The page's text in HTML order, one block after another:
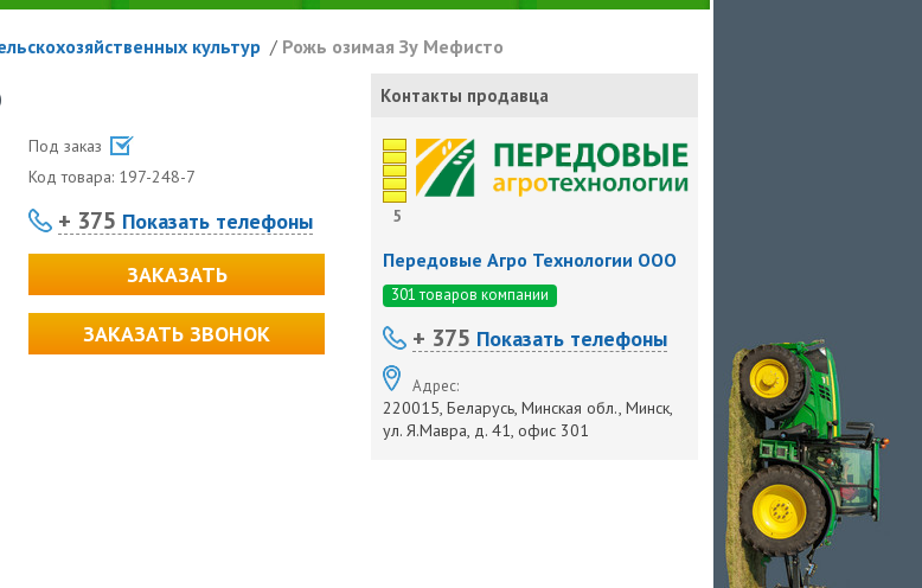
культур / Рожь озимая Зу Мефисто
Под заказ
Код товара: 197-248-7
+ 375 Показать телефоны
ЗАКАЗАТЬ
ЗАКАЗАТЬ ЗВОНОК
Контакты продавца
5
Передовые Агро Технологии ООО
301 товаров компании
+ 375 Показать телефоны
Адрес:
220015, Беларусь, Минская обл., Минск,
ул. Я.Мавра, д. 41, офис 301